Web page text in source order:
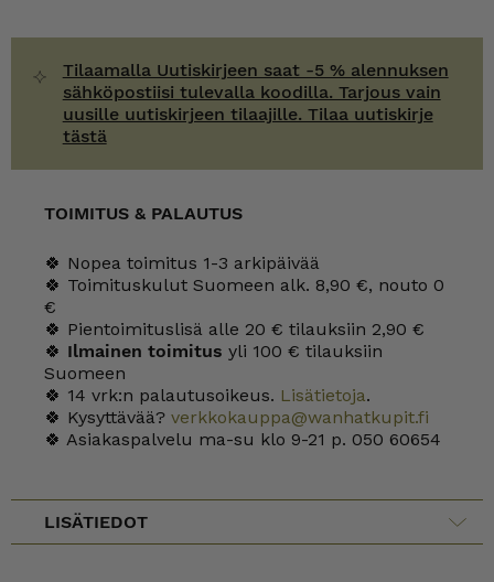
Tilaamalla Uutiskirjeen saat -5 % alennuksen
sähköpostiisi tulevalla koodilla. Tarjous vain
uusille uutiskirjeen tilaajille. Tilaa uutiskirje
tästä
TOIMITUS & PALAUTUS
🍀 Nopea toimitus 1-3 arkipäivää
🍀 Toimituskulut Suomeen alk. 8,90 €, nouto 0
€
🍀 Pientoimituslisä alle 20 € tilauksiin 2,90 €
🍀 Ilmainen toimitus yli 100 € tilauksiin
Suomeen
🍀 14 vrk:n palautusoikeus. Lisätietoja.
🍀 Kysyttävää? verkkokauppa@wanhatkupit.fi
🍀 Asiakaspalvelu ma-su klo 9-21 p. 050 60654
LISÄTIEDOT